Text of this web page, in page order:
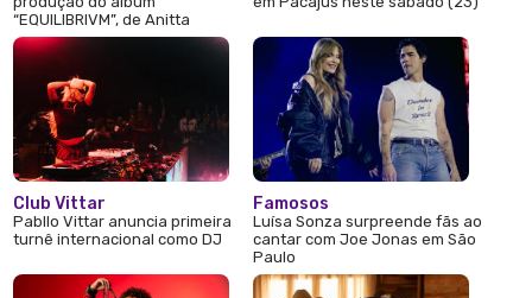
“EQUILIBRIVM”, de Anitta
Club Vittar
Pabllo Vittar anuncia primeira
turnê internacional como DJ
Famosos
Luísa Sonza surpreende fãs ao
cantar com Joe Jonas em São
Paulo